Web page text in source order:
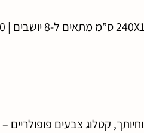
קטלוג צבעים פופולריים –